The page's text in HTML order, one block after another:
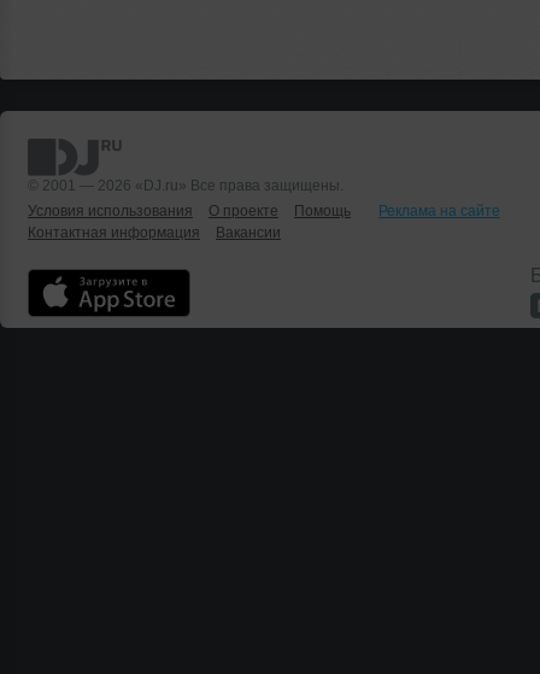
© 2001 — 2026 «DJ.ru» Все права защищены.
Условия использования
О проекте Помощь
Реклама на сайте
Контактная информация
Вакансии